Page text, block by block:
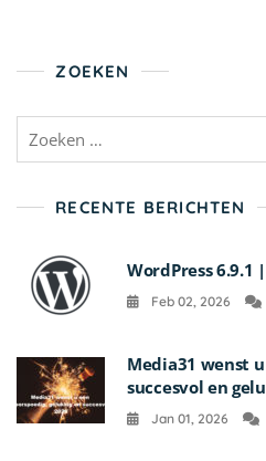
ZOEKEN
Zoeken
RECENTE BERICHTEN
WordPress 6.9.1
Feb 02, 2026
Media31 wenst
succesvol en
Jan 01, 2026